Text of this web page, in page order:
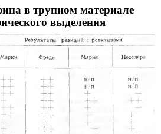
в трупном материале
выделения